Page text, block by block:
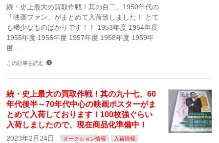
続・史上最大の買取作戦！其の百二、1950年代の
「映画ファン」がまとめて入荷致しました！ とて
も稀少なものばかりです！！ 1953年度 1954年度
1955年度 1956年度 1957年度 1958年度 1959年
度 …
この記事を読む
続・史上最大の買取作戦！其の九十七、60
年代後半～70年代中心の映画ポスターがま
とめて入荷しております！100枚強ぐらい
入荷しましたので、現在商品化準備中！
2023年2月24日 オークション情報 入荷情報